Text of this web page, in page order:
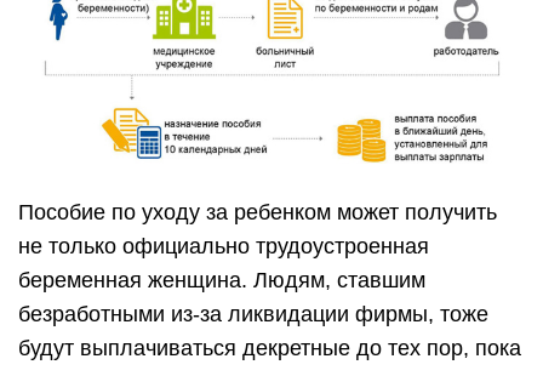
Пособие по уходу за ребенком может получить
не только официально трудоустроенная
беременная женщина. Людям, ставшим
безработными из-за ликвидации фирмы, тоже
будут выплачиваться декретные до тех пор, пока